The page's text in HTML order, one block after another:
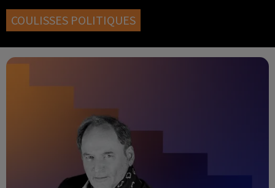
COULISSES POLITIQUES